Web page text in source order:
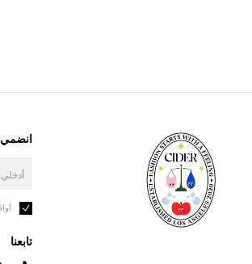
انضمي
تابعنا